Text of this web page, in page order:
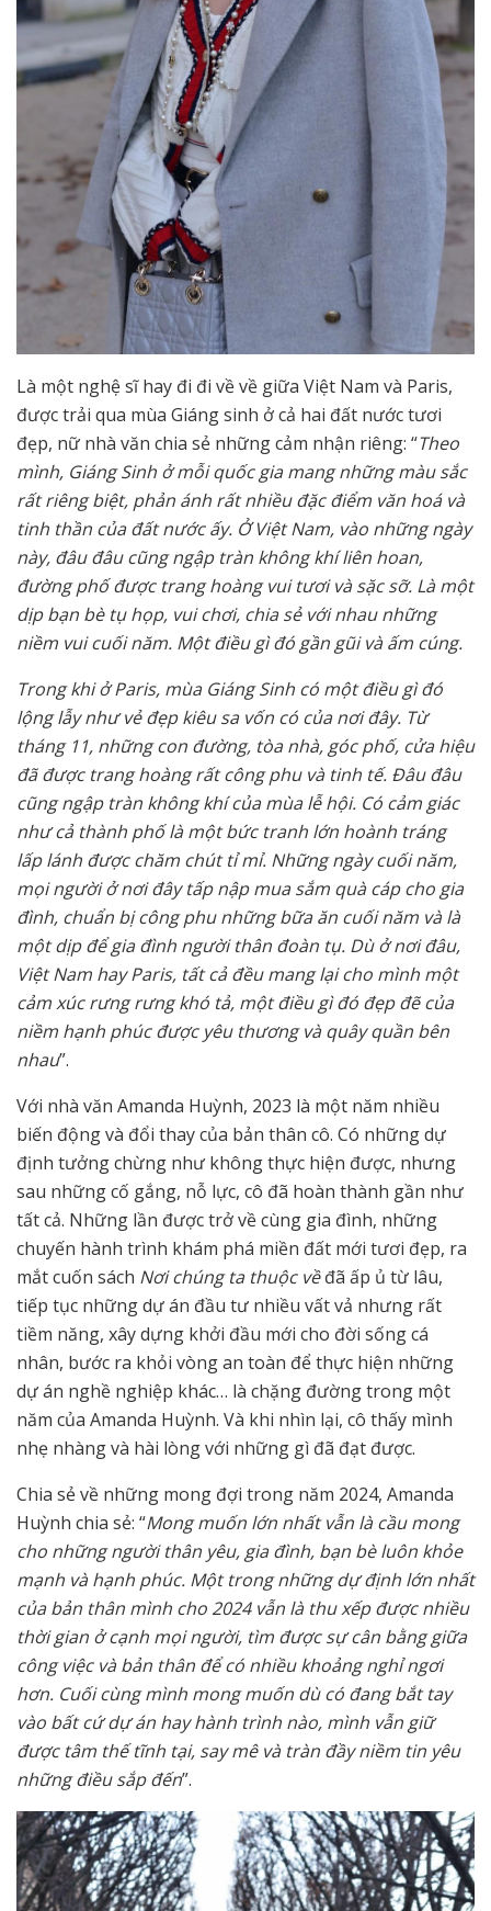
Là một nghệ sĩ hay đi đi về về giữa Việt Nam và Paris,
được trải qua mùa Giáng sinh ở cả hai đất nước tươi
đẹp, nữ nhà văn chia sẻ những cảm nhận riêng: “Theo
mình, Giáng Sinh ở mỗi quốc gia mang những màu sắc
rất riêng biệt, phản ánh rất nhiều đặc điểm văn hoá và
tinh thần của đất nước ấy. Ở Việt Nam, vào những ngày
này, đâu đâu cũng ngập tràn không khí liên hoan,
đường phố được trang hoàng vui tươi và sặc sỡ. Là một
dịp bạn bè tụ họp, vui chơi, chia sẻ với nhau những
niềm vui cuối năm. Một điều gì đó gần gũi và ấm cúng.
Trong khi ở Paris, mùa Giáng Sinh có một điều gì đó
lộng lẫy như vẻ đẹp kiêu sa vốn có của nơi đây. Từ
tháng 11, những con đường, tòa nhà, góc phố, cửa hiệu
đã được trang hoàng rất công phu và tinh tế. Đâu đâu
cũng ngập tràn không khí của mùa lễ hội. Có cảm giác
như cả thành phố là một bức tranh lớn hoành tráng
lấp lánh được chăm chút tỉ mỉ. Những ngày cuối năm,
mọi người ở nơi đây tấp nập mua sắm quà cáp cho gia
đình, chuẩn bị công phu những bữa ăn cuối năm và là
một dịp để gia đình người thân đoàn tụ. Dù ở nơi đâu,
Việt Nam hay Paris, tất cả đều mang lại cho mình một
cảm xúc rưng rưng khó tả, một điều gì đó đẹp đẽ của
niềm hạnh phúc được yêu thương và quây quần bên
nhau”.
Với nhà văn Amanda Huỳnh, 2023 là một năm nhiều
biến động và đổi thay của bản thân cô. Có những dự
định tưởng chừng như không thực hiện được, nhưng
sau những cố gắng, nỗ lực, cô đã hoàn thành gần như
tất cả. Những lần được trở về cùng gia đình, những
chuyến hành trình khám phá miền đất mới tươi đẹp, ra
mắt cuốn sách Nơi chúng ta thuộc vềđã ấp ủ từ lâu,
tiếp tục những dự án đầu tư nhiều vất vả nhưng rất
tiềm năng, xây dựng khởi đầu mới cho đời sống cá
nhân, bước ra khỏi vòng an toàn để thực hiện những
dự án nghề nghiệp khác… là chặng đường trong một
năm của Amanda Huỳnh. Và khi nhìn lại, cô thấy mình
nhẹ nhàng và hài lòng với những gì đã đạt được.
Chia sẻ về những mong đợi trong năm 2024, Amanda
Huỳnh chia sẻ: “Mong muốn lớn nhất vẫn là cầu mong
cho những người thân yêu, gia đình, bạn bè luôn khỏe
mạnh và hạnh phúc. Một trong những dự định lớn nhất
của bản thân mình cho 2024 vẫn là thu xếp được nhiều
thời gian ở cạnh mọi người, tìm được sự cân bằng giữa
công việc và bản thân để có nhiều khoảng nghỉ ngơi
hơn. Cuối cùng mình mong muốn dù có đang bắt tay
vào bất cứ dự án hay hành trình nào, mình vẫn giữ
được tâm thế tĩnh tại, say mê và tràn đầy niềm tin yêu
những điều sắp đến”.